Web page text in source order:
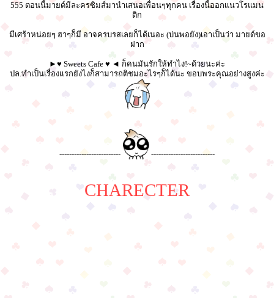
555 ตอนนี้มายด์มีละครซิมส์มานำเสนอเพื่อนๆทุกคน เรื่องนี้ออกเเนวโรแมน
ติก
มีเศร้าหน่อยๆ ฮาๆก็มี อาจครบรสเลยก็ได้เนอะ (บ่นพอยัง)เอาเป็นว่า มายด์ขอ
ฝาก
►♥ Sweets Cafe ♥ ◄ ก็คนมันรักให้ทำไง!~ด้วยนะค่ะ
ปล.ทำเป็นเรื่องเเรกยังไงก็สามารถติชมอะไรๆก็ได้นะ ขอบพระคุณอย่างสูงค่ะ
------------------------- --------------------------
CHARECTER